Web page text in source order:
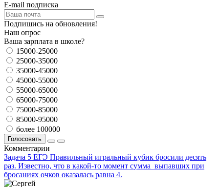
E-mail подписка
Подпишись на обновления!
Наш опрос
Ваша зарплата в школе?
15000-25000
25000-35000
35000-45000
45000-55000
55000-65000
65000-75000
75000-85000
85000-95000
более 100000
Голосовать
Комментарии
Задача 5 ЕГЭ Правильный игральный кубик бросили десять
раз. Известно, что в какой-то момент сумма выпавших при
бросаниях очков оказалась равна 4.